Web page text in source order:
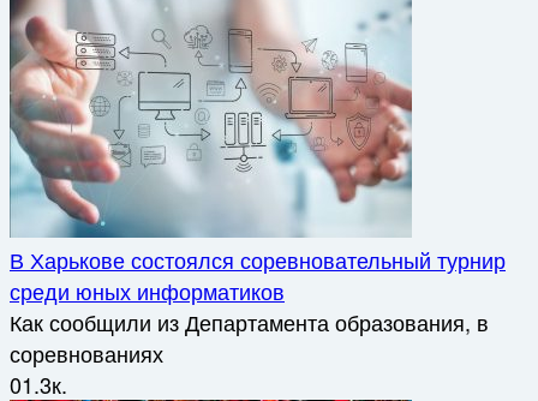
В Харькове состоялся соревновательный турнир
среди юных информатиков
Как сообщили из Департамента образования, в
соревнованиях
01.3к.